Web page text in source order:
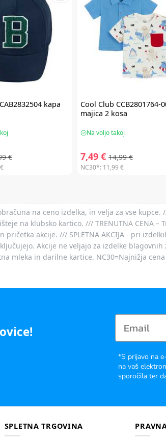
CAB2832504 kapa
€
Cool Club CCB2801764-
majica 2 kosa
Na voljo takoj
7,49 € 14,99 €
NC30*: 11,99 €
na ceno izdelka, in velja za vse
na klubsko kartico. /// TRENUTNA CENA –
akcije. /// SPLETNA AKCIJA - pri
Akcije ne veljajo za izdelke blagovnih
mleka in darilne kartice. NC30=Najnižja
*S prijavo na
na vaš
sporočila ter
SPLETNA TRGOVINA